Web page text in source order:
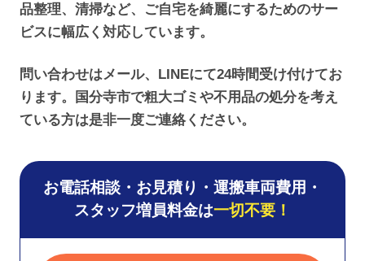
品整理、清掃など、ご自宅を綺麗にするためのサー
ビスに幅広く対応しています。
問い合わせはメール、LINEにて24時間受け付けてお
ります。国分寺市で粗大ゴミや不用品の処分を考え
ている方は是非一度ご連絡ください。
お電話相談・お見積り・運搬車両費用・
スタッフ増員料金は一切不要！